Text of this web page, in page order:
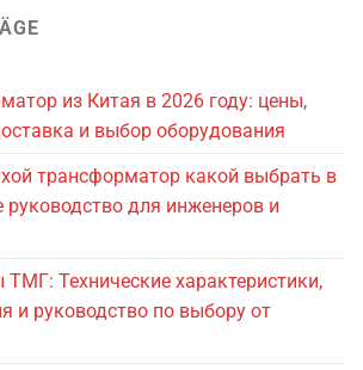
из Китая в 2026 году: цены,
и выбор оборудования
трансформатор какой выбрать в
руководство для инженеров и
Технические характеристики,
и руководство по выбору от